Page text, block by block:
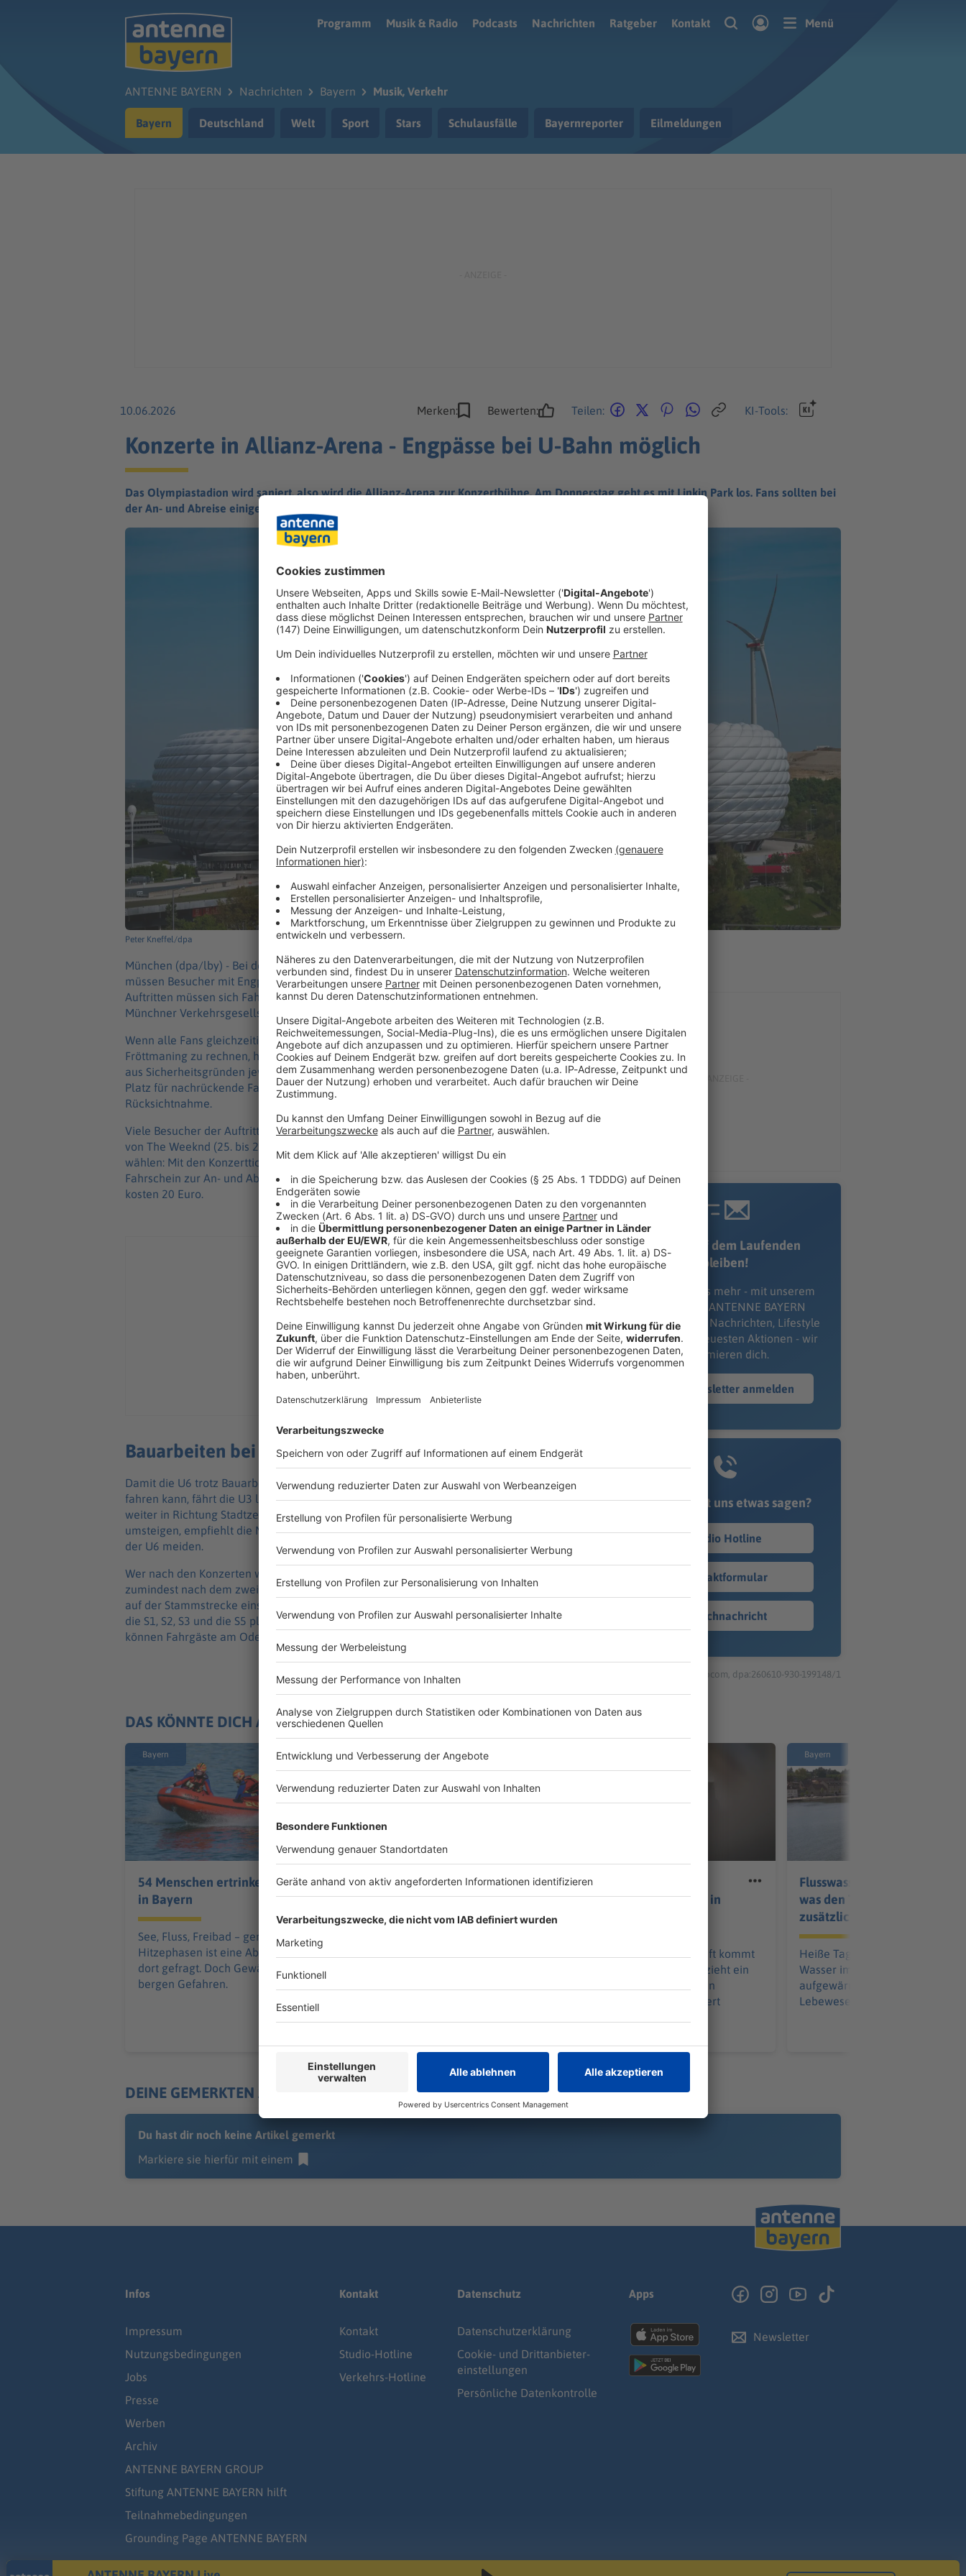
Programm
Musik & Radio Podcasts Nachrichten Ratgeber Kontakt Menü
ANTENNE BAYERN Nachrichten Bayern Musik, Verkehr
Bayern Deutschland Welt Sport Stars Schulausfälle Bayernreporter Eilmeldungen
10.06.2026 Merken: Bewerten: Teilen: KI-Tools:
Konzerte in Allianz-Arena - Engpässe bei U-Bahn möglich
Das Olympiastadion wird saniert, also wird die Allianz-Arena zur Konzertbühne. Am Donnerstag geht es mit Linkin Park los. Fans sollten bei
der An- und Abreise einige Dinge beachten.
Peter Kneffel/dpa
München (dpa/lby) - Bei den Konzerten von Linkin Park, Foo Fighters und The Weeknd
müssen Besucher mit Engpässen bei der Münchner U-Bahn rechnen. Vor allem nach den
Auftritten müssen sich Fahrgäste bei der Abreise womöglich länger gedulden, wie die
Münchner Verkehrsgesellschaft (MVG) mitteilte.
Wenn alle Fans gleichzeitig aus dem Stadion strömten, sei mit Engpässen am U-Bahnhof
Fröttmaning zu rechnen, hieß es. «Wie üblich wird der Bahnhof bei drohender Überfüllung
aus Sicherheitsgründen jeweils für wenige Minuten gesperrt, bis am Bahnsteig wieder genug
Platz für nachrückende Fahrgäste ist.» Die MVG bat Besucher um Geduld und
Rücksichtnahme.
Viele Besucher der Auftritte von Linkin Park (11. und 12. Juni), den Foo Fighters (17. Juni) und
von The Weeknd (25. bis 27. Juni) dürften die U-Bahnlinie U6 für den Weg zum Stadion
wählen: Mit den Konzerttickets können sie den öffentlichen Nahverkehr in München ohne
Fahrschein zur An- und Abreise nutzen - und Parkplätze in den Parkhäusern am Stadion
kosten 20 Euro.
Bauarbeiten bei U-Bahn und an der S-Bahn-Stammstrecke
Damit die U6 trotz Bauarbeiten nach den Konzerten möglichst oft in Richtung Innenstadt
fahren kann, fährt die U3 laut MVG dann nur zwischen Moosach und Münchner Freiheit. Wer
weiter in Richtung Stadtzentrum wolle, solle deshalb möglichst am Scheidplatz auf die U2
umsteigen, empfiehlt die MVG. So könnten Fahrgäste die voraussichtlich sehr vollen Züge
der U6 meiden.
Wer nach den Konzerten weiter in Richtung Haupt- oder Ostbahnhof fahren will, muss sich
zumindest nach dem zweiten Auftritt von Linkin Park am Freitag auf weniger S-Bahnfahrten
auf der Stammstrecke einstellen. Von 22.15 Uhr an fahren das ganze Wochenende über nur
die S1, S2, S3 und die S5 planmäßig zwischen Haupt- und Ostbahnhof. Als Alternative
können Fahrgäste am Odeonsplatz auf die U-Bahnen der Linien U4 und U5 umsteigen.
Immer auf dem Laufenden
bleiben!
Verpass' nichts mehr - mit unserem
kostenlosen ANTENNE BAYERN
Newsletter. Ob Nachrichten, Lifestyle
oder unsere neuesten Aktionen - wir
informieren dich.
Zum Newsletter anmelden
Du möchtest uns etwas sagen?
Studio Hotline
Kontaktformular
Sprachnachricht
© dpa-infocom, dpa:260610-930-199148/1
DAS KÖNNTE DICH AUCH INTERESSIEREN
Bayern
54 Menschen ertrinken
in Bayern
See, Fluss, Freibad – gerade in
Hitzephasen ist eine Abkühlung
dort gefragt. Doch Gewässer
bergen Gefahren.
Bayern
Verfassungsschutz
beobachtet AfD-
Abgeordneten Nolte
Messerattacke in Neu-
Ulm – 30-Jähriger sitzt in
In einer Arbeiterunterkunft kommt
es zu einem Streit. Dann zieht ein
30-Jähriger ein Messer. Ein
Bewohner muss notoperiert
Bayern
Flusswasser zu warm -
was den Tieren
zusätzlich schadet
Heiße Tage, warme Nächte. Das
Wasser im Main hat sich stark
aufgewärmt. Das hilft den
Lebewesen im Fluss jetzt.
DEINE GEMERKTEN ARTIKEL
Du hast dir noch keine Artikel gemerkt
Markiere sie hierfür mit einem
Infos
Impressum
Nutzungsbedingungen
Jobs
Presse
Werben
Archiv
ANTENNE BAYERN GROUP
Stiftung ANTENNE BAYERN hilft
Teilnahmebedingungen
Grounding Page ANTENNE BAYERN
Kontakt
Kontakt
Studio-Hotline
Verkehrs-Hotline
Datenschutz
Datenschutz­erklärung
Cookie- und Drittanbieter-
einstellungen
Persönliche Datenkontrolle
Apps
Newsletter